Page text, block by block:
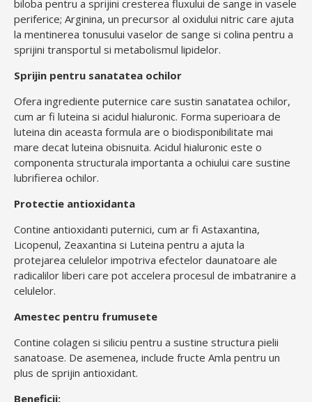
biloba pentru a sprijini cresterea fluxului de sange in vasele
periferice; Arginina, un precursor al oxidului nitric care ajuta
la mentinerea tonusului vaselor de sange si colina pentru a
sprijini transportul si metabolismul lipidelor.
Sprijin pentru sanatatea ochilor
Ofera ingrediente puternice care sustin sanatatea ochilor,
cum ar fi luteina si acidul hialuronic. Forma superioara de
luteina din aceasta formula are o biodisponibilitate mai
mare decat luteina obisnuita. Acidul hialuronic este o
componenta structurala importanta a ochiului care sustine
lubrifierea ochilor.
Protectie antioxidanta
Contine antioxidanti puternici, cum ar fi Astaxantina,
Licopenul, Zeaxantina si Luteina pentru a ajuta la
protejarea celulelor impotriva efectelor daunatoare ale
radicalilor liberi care pot accelera procesul de imbatranire a
celulelor.
Amestec pentru frumusete
Contine colagen si siliciu pentru a sustine structura pielii
sanatoase. De asemenea, include fructe Amla pentru un
plus de sprijin antioxidant.
Beneficii: